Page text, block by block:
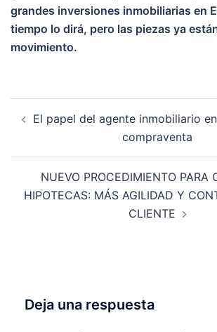
grandes inversiones inmobiliarias en
tiempo lo dirá, pero las piezas ya
movimiento.
El papel del agente inmobiliario
compraventa
NUEVO PROCEDIMIENTO PARA
HIPOTECAS: MÁS AGILIDAD Y
CLIENTE
Deja una respuesta